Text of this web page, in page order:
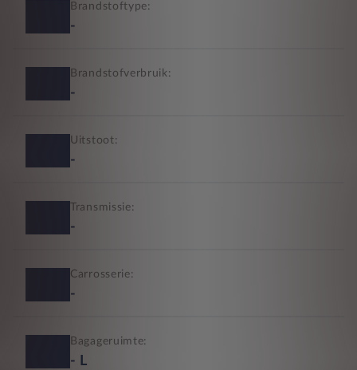
Brandstoftype:
-
Brandstofverbruik:
-
Uitstoot:
-
Transmissie:
-
Carrosserie:
-
Bagageruimte:
- L